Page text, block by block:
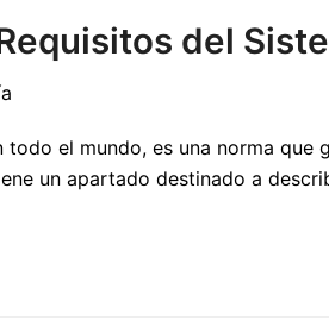
del
todo el mundo, es una norma
un apartado destinado a